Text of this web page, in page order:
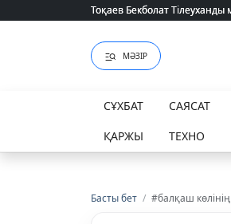
Тоқаев Бекболат
Тоқаев Бекболат
МӘЗІР
СҰХБАТ САЯСАТ
ҚАРЖЫ
ТЕХНО
Басты бет / #балқаш